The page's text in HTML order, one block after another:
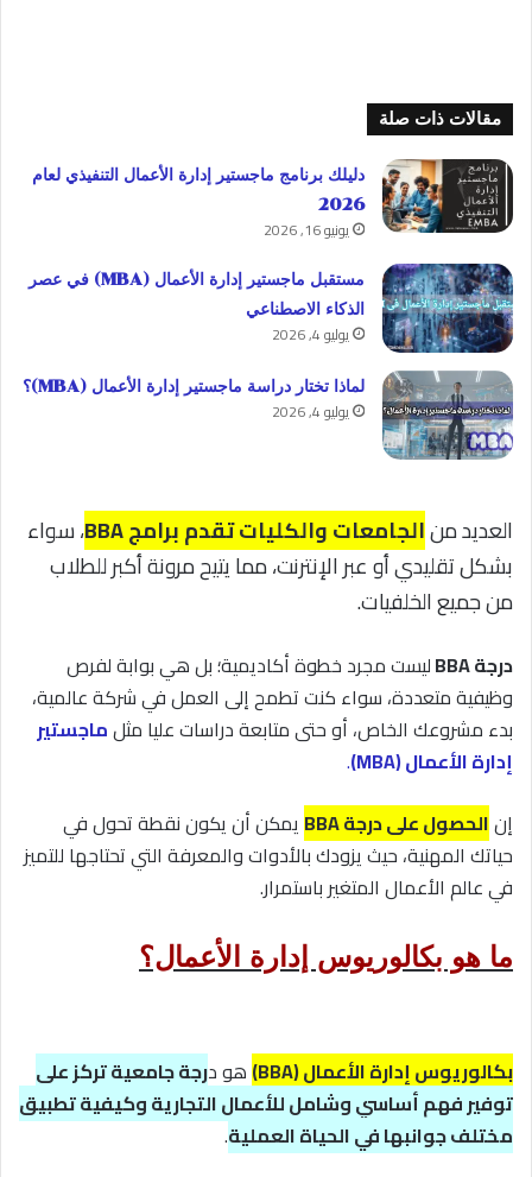
مقالات ذات صلة
دليلك برنامج ماجستير إدارة الأعمال التنفيذي لعام
2026
يونيو 16, 2026
مستقبل ماجستير إدارة الأعمال (MBA) في عصر
الذكاء الاصطناعي
يوليو 4, 2026
لماذا تختار دراسة ماجستير إدارة الأعمال (MBA)؟
يوليو 4, 2026
العديد منالجامعات والكليات تقدم برامج BBA
، سواء
بشكل تقليدي أو عبر الإنترنت، مما يتيح مرونة أكبر للطلاب
من جميع الخلفيات.
درجة BBA
ليست مجرد خطوة أكاديمية؛ بل هي بوابة لفرص
وظيفية متعددة، سواء كنت تطمح إلى العمل في شركة عالمية،
بدء مشروعك الخاص، أو حتى متابعة دراسات عليا مثلماجستير
إدارة الأعمال (MBA)
.
إنالحصول على درجة BBA
يمكن أن يكون نقطة تحول في
حياتك المهنية، حيث يزودك بالأدوات والمعرفة التي تحتاجها للتميز
في عالم الأعمال المتغير باستمرار.
ما هو بكالوريوس إدارة الأعمال؟
بكالوريوس إدارة الأعمال (BBA) هو درجة جامعية تركز على
توفير فهم أساسي وشامل للأعمال التجارية وكيفية تطبيق
مختلف جوانبها في الحياة العملية.